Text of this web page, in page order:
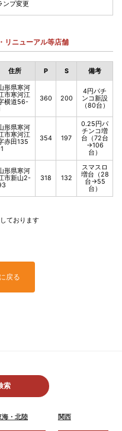
ンプ変更
リニューアル等店舗
住所 P S 備考
形県寒河
市寒河江
横道56-
360 200
4円パチ
ンコ新設
（80台）
形県寒河
市寒河江
赤田135
354 197
0.25円パ
チンコ増
台（72台
→106
台）
形県寒河
市新山2-
318 132
スマスロ
増台（28
台→55
台）
ております
戻る
索
海・北陸 関西